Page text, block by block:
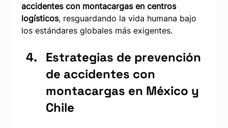
accidentes con montacargas en centros
logísticos, resguardando la vida humana bajo
los estándares globales más exigentes.
Estrategias de prevención
de accidentes con
montacargas en México y
Chile